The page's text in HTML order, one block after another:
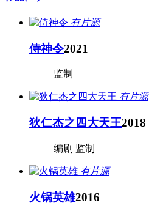
有片源
侍神令2021
监制
有片源
狄仁杰之四大天王2018
编剧 监制
有片源
火锅英雄2016